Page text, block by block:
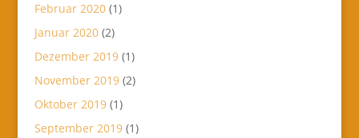
Februar 2020(1)
Januar 2020(2)
Dezember 2019(1)
November 2019(2)
Oktober 2019(1)
September 2019(1)